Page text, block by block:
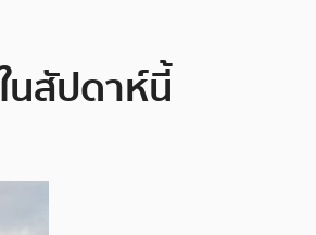
นสัปดาห์นี้